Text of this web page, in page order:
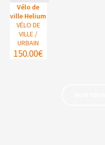
Vélo de
ville Helium
VÉLO DE
VILLE /
URBAIN
150.00€